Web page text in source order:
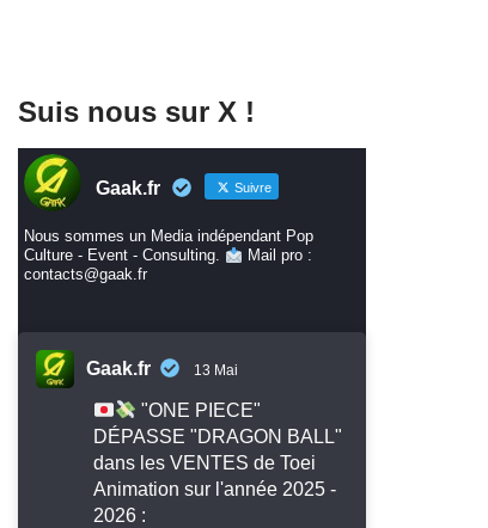
Suis nous sur X !
Gaak.fr Suivre
Nous sommes un Media indépendant Pop
Culture - Event - Consulting.
Mail pro :
contacts@gaak.fr
Gaak.fr 13 Mai
"ONE PIECE"
DÉPASSE "DRAGON BALL"
dans les VENTES de Toei
Animation sur l'année 2025 -
2026 :